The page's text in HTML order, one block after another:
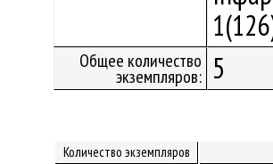
Общее количество
экземпляров: 5
Количество экземпляров